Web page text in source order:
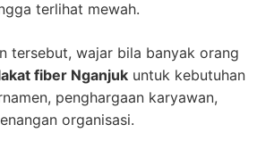
terlihat mewah.
tersebut, wajar bila banyak orang
fiber Nganjuk untuk kebutuhan
penghargaan karyawan,
organisasi.